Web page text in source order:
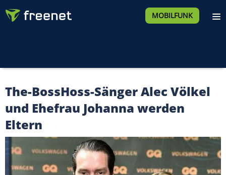
MOBILFUNK
The-BossHoss-Sänger Alec Völkel
und Ehefrau Johanna werden
Eltern